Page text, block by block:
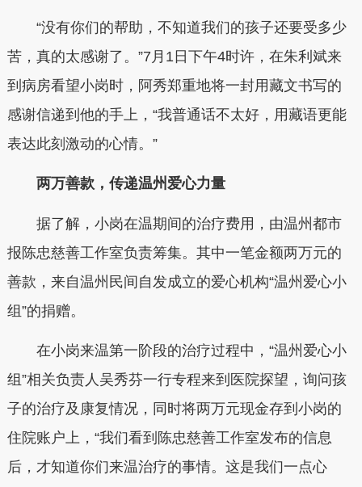
“没有你们的帮助，不知道我们的孩子还要受多少
苦，真的太感谢了。”7月1日下午4时许，在朱利斌来
到病房看望小岗时，阿秀郑重地将一封用藏文书写的
感谢信递到他的手上，“我普通话不太好，用藏语更能
表达此刻激动的心情。”
两万善款，传递温州爱心力量
据了解，小岗在温期间的治疗费用，由温州都市
报陈忠慈善工作室负责筹集。其中一笔金额两万元的
善款，来自温州民间自发成立的爱心机构“温州爱心小
组”的捐赠。
在小岗来温第一阶段的治疗过程中，“温州爱心小
组”相关负责人吴秀芬一行专程来到医院探望，询问孩
子的治疗及康复情况，同时将两万元现金存到小岗的
住院账户上，“我们看到陈忠慈善工作室发布的信息
后，才知道你们来温治疗的事情。这是我们一点心